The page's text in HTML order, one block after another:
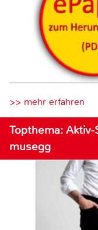
>> mehr erfahren
Topthema:
musegg